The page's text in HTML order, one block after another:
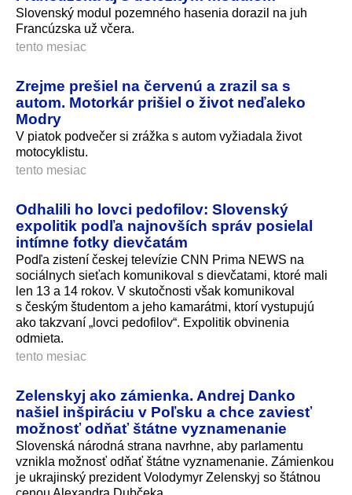
Slovenský modul pozemného hasenia dorazil na juh
Francúzska už včera.
tento mesiac
Zrejme prešiel na červenú a zrazil sa s
autom. Motorkár prišiel o život neďaleko
Modry
V piatok podvečer si zrážka s autom vyžiadala život
motocyklistu.
tento mesiac
Odhalili ho lovci pedofilov: Slovenský
expolitik podľa najnovších správ posielal
intímne fotky dievčatám
Podľa zistení českej televízie CNN Prima NEWS na
sociálnych sieťach komunikoval s dievčatami, ktoré mali
len 13 a 14 rokov. V skutočnosti však komunikoval
s českým študentom a jeho kamarátmi, ktorí vystupujú
ako takzvaní „lovci pedofilov“. Expolitik obvinenia
odmieta.
tento mesiac
Zelenskyj ako zámienka. Andrej Danko
našiel inšpiráciu v Poľsku a chce zaviesť
možnosť odňať štátne vyznamenanie
Slovenská národná strana navrhne, aby parlamentu
vznikla možnosť odňať štátne vyznamenanie. Zámienkou
je ukrajinský prezident Volodymyr Zelenskyj so štátnou